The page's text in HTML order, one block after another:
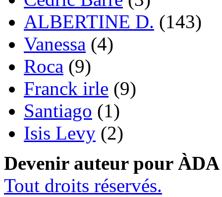
ALBERTINE D. (143)
Vanessa (4)
Roca (9)
Franck irle (9)
Santiago (1)
Isis Levy (2)
Devenir auteur pour ÀDA
Tout droits réservés.